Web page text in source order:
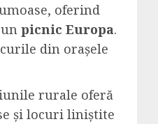
oferind
picnic Europa.
din orașele
rurale oferă
și locuri liniștite